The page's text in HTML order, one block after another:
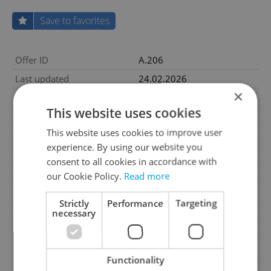
Save to favorites
Offer ID
A.206
Last updated
24.02.2026
Price
Price for discussion
No
Condition
Under construction
Construction type
Mixed
Ownership
Personal
2
Number of floors
6
Underground floors
2
Usable area
84m
6m2
×
This website uses cookies
This website uses cookies to improve user
experience. By using our website you
consent to all cookies in accordance with
our Cookie Policy. Read more
Strictly
necessary
Performance Targeting
Functionality